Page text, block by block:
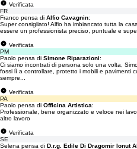
Verificata
FR
Franco pensa di Alfio Cavagnin:
Super consigliato! Alfio ha imbiancato tutta la
essere un professionista preciso, puntuale e
Verificata
PM
Paolo pensa di Simone Riparazioni:
Ci siamo incontrati di persona solo una volta,
fossi lì a controllare, protetto i mobili e pavimenti
sempre...
Verificata
PA
Paolo pensa di Officina Artistica:
Professionale, bene organizzato e veloce nei
altro lavoro
Verificata
SE
Selena pensa di D.r.g. Edile Di Dragomir Ionut